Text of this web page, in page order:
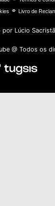
⌯ Livro de
por Lúcio
@ Todos os